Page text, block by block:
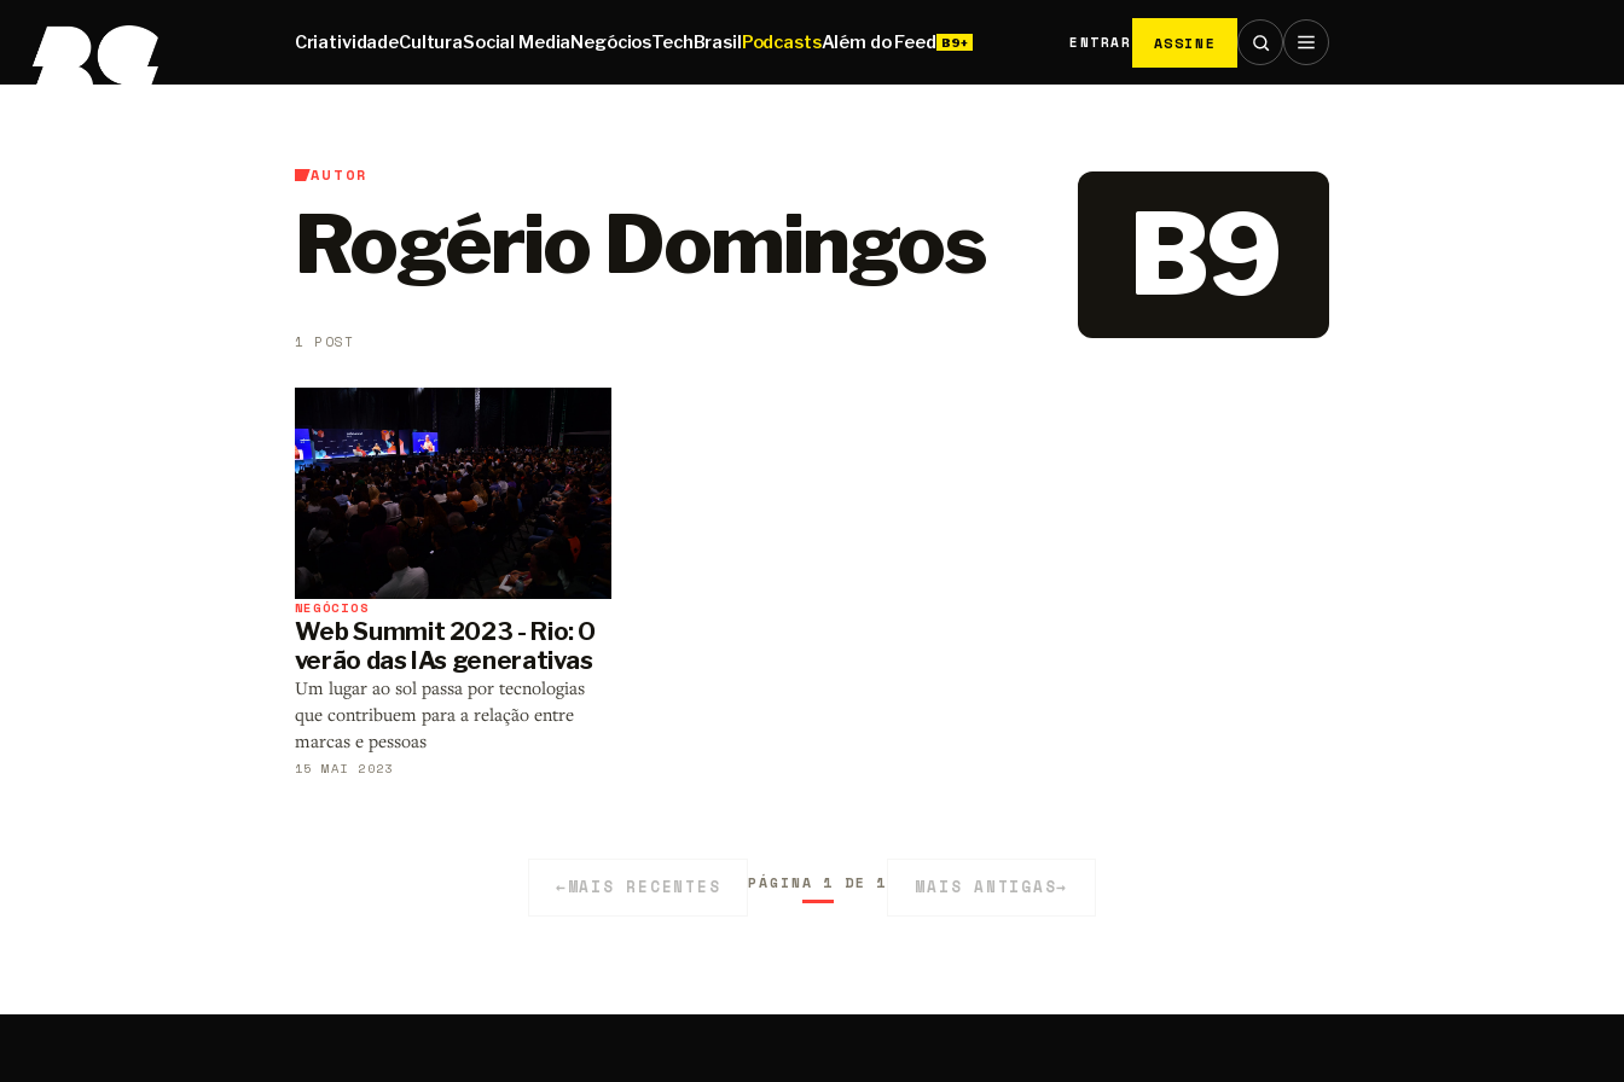
CriatividadeCulturaSocial MediaNegóciosTechBrasilPodcastsAlém do Feed ENTRAR ASSINE
AUTOR
Rogério Domingos
1 POST
B9
NEGÓCIOS
Web Summit 2023 - Rio: O
verão das IAs generativas
Um lugar ao sol passa por tecnologias
que contribuem para a relação entre
marcas e pessoas
15 MAI 2023
←MAIS RECENTES PÁGINA 1 DE 1 MAIS ANTIGAS→